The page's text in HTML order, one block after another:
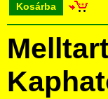
Kosárba